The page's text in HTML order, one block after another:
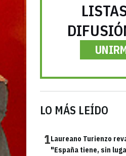
LO MÁS LEÍDO
1Laureano Turienzo
"España tiene, sin